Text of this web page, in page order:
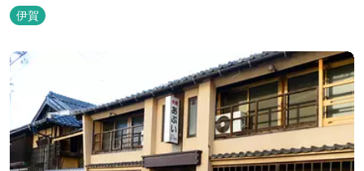
利用できるキャンプ場も併設されています。 川沿いには島ヶ原温泉
やぶっちゃに至る「川辺の道」があり、旧岩倉水力発電所跡の水路
遺構を見ることができたり、春は桜、秋は紅葉の名所として楽しめ
る憩いの場となっています。
伊賀